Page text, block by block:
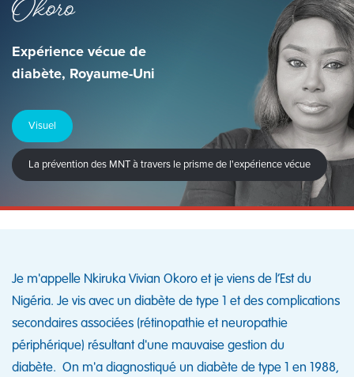
Expérience vécue de
diabète, Royaume-Uni
Visuel
La prévention des MNT à travers le prisme de l'expérience vécue
Je m'appelle Nkiruka Vivian Okoro et je viens de l’Est du
Nigéria. Je vis avec un diabète de type 1 et des complications
secondaires associées (rétinopathie et neuropathie
périphérique) résultant d'une mauvaise gestion du
diabète. On m'a diagnostiqué un diabète de type 1 en 1988,